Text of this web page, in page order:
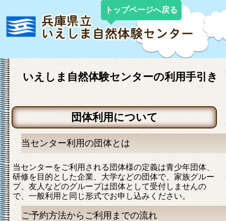
トップページへ戻る
いえしま自然体験センターの利用手引き
団体利用について
当センター利用の団体とは
当センターをご利用される団体様の定義は青少年団体、
研修を目的とした企業、大学などの団体で、家族グルー
プ、友人などのグループは団体として受付しませんの
で、一般利用と同じ形式でお申し込みください。
ご予約方法からご利用までの流れ